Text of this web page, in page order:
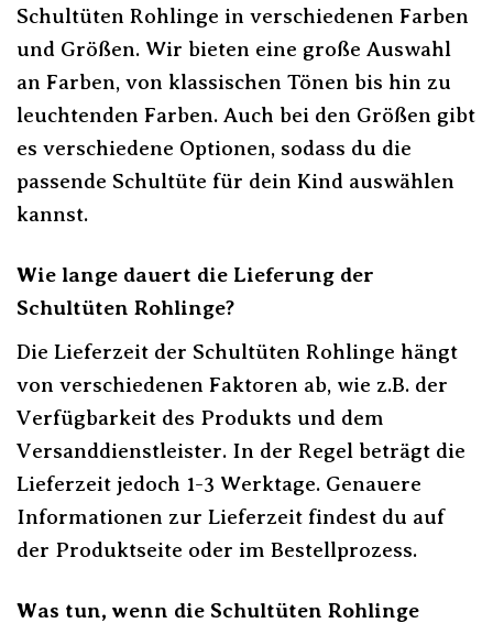
Schultüten Rohlinge in verschiedenen Farben
und Größen. Wir bieten eine große Auswahl
an Farben, von klassischen Tönen bis hin zu
leuchtenden Farben. Auch bei den Größen gibt
es verschiedene Optionen, sodass du die
passende Schultüte für dein Kind auswählen
kannst.
Wie lange dauert die Lieferung der
Schultüten Rohlinge?
Die Lieferzeit der Schultüten Rohlinge hängt
von verschiedenen Faktoren ab, wie z.B. der
Verfügbarkeit des Produkts und dem
Versanddienstleister. In der Regel beträgt die
Lieferzeit jedoch 1-3 Werktage. Genauere
Informationen zur Lieferzeit findest du auf
der Produktseite oder im Bestellprozess.
Was tun, wenn die Schultüten Rohlinge